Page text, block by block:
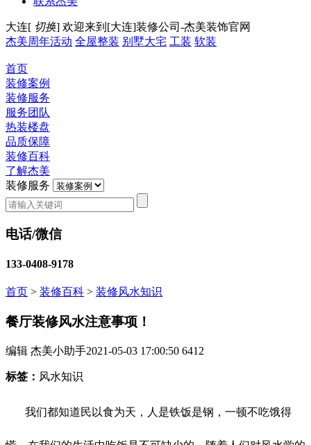
大连[ 切换] 欢迎来到[大连]装修公司-杰美装饰官网
杰美周年活动 全屋整装 别墅大宅 工装 软装
首页
装修案例
装修服务
服务团队
热装楼盘
品质保障
装修百科
了解杰美
装修服务
电话/微信
133-0408-9178
首页 > 装修百科 > 装修风水知识
餐厅装修风水注意事项！
编辑 杰美小助手2021-05-03 17:00:50 6412
标签： 风水知识
我们都知道民以食为天，人是铁饭是钢，一顿不吃饿得